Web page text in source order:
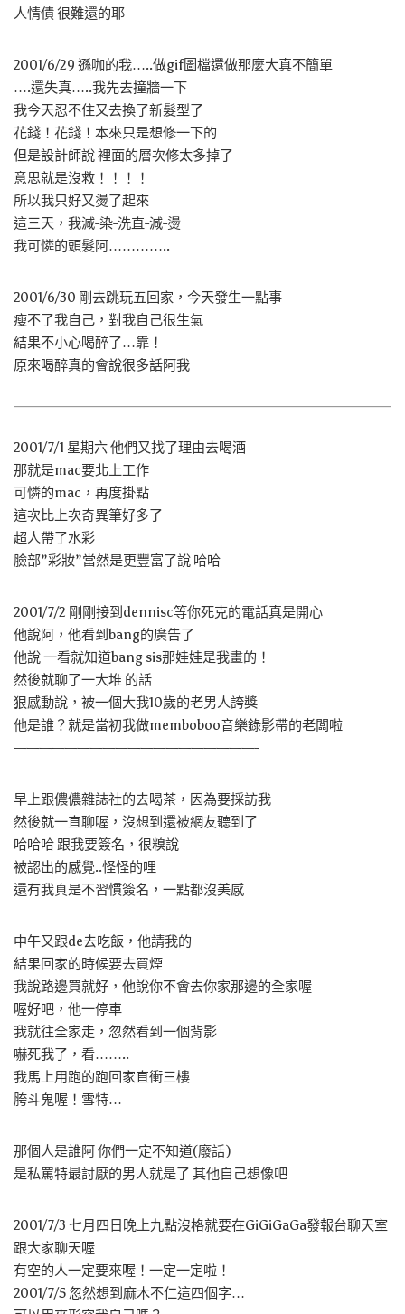
人情債 很難還的耶
2001/6/29 遜咖的我…..做gif圖檔還做那麼大真不簡單
….還失真…..我先去撞牆一下
我今天忍不住又去換了新髮型了
花錢！花錢！本來只是想修一下的
但是設計師說 裡面的層次修太多掉了
意思就是沒救！！！！
所以我只好又燙了起來
這三天，我減-染-洗直-減-燙
我可憐的頭髮阿…………..
2001/6/30 剛去跳玩五回家，今天發生一點事
瘦不了我自己，對我自己很生氣
結果不小心喝醉了…靠！
原來喝醉真的會說很多話阿我
2001/7/1 星期六 他們又找了理由去喝酒
那就是mac要北上工作
可憐的mac，再度掛點
這次比上次奇異筆好多了
超人帶了水彩
臉部”彩妝”當然是更豐富了說 哈哈
2001/7/2 剛剛接到dennisc等你死克的電話真是開心
他說阿，他看到bang的廣告了
他說 一看就知道bang sis那娃娃是我畫的！
然後就聊了一大堆 的話
狠感動說，被一個大我10歲的老男人誇獎
他是誰？就是當初我做memboboo音樂錄影帶的老闆啦
———————————————————-
早上跟儂儂雜誌社的去喝茶，因為要採訪我
然後就一直聊喔，沒想到還被網友聽到了
哈哈哈 跟我要簽名，很糗說
被認出的感覺..怪怪的哩
還有我真是不習慣簽名，一點都沒美感
中午又跟de去吃飯，他請我的
結果回家的時候要去買煙
我說路邊買就好，他說你不會去你家那邊的全家喔
喔好吧，他一停車
我就往全家走，忽然看到一個背影
嚇死我了，看……..
我馬上用跑的跑回家直衝三樓
胯斗鬼喔！雪特…
那個人是誰阿 你們一定不知道(廢話)
是私罵特最討厭的男人就是了 其他自己想像吧
2001/7/3 七月四日晚上九點沒格就要在GiGiGaGa發報台聊天室
跟大家聊天喔
有空的人一定要來喔！一定一定啦！
2001/7/5 忽然想到麻木不仁這四個字…